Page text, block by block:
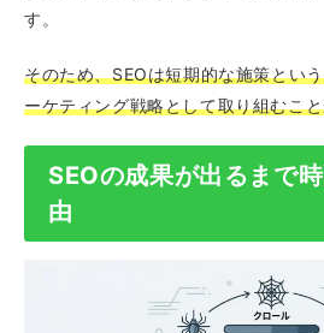
す。
そのため、SEOは短期的な施策とい
ーケティング戦略として取り組むこ
SEOの成果が出るまで
由